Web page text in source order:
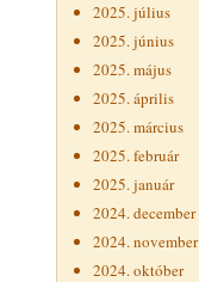
2025. július
2025. június
2025. május
2025. április
2025. március
2025. február
2025. január
2024. december
2024. november
2024. október